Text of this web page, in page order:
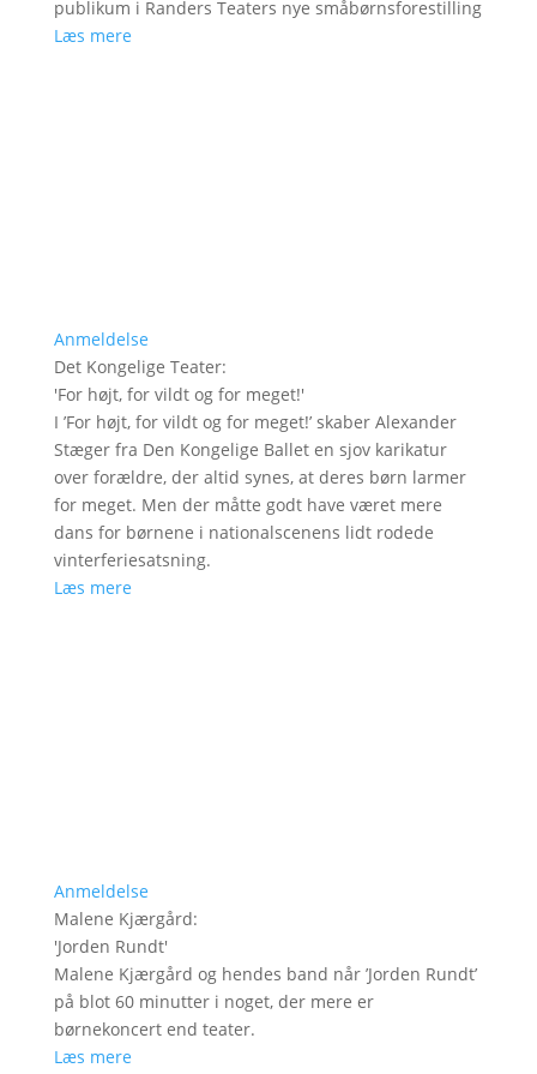
publikum i Randers Teaters nye småbørnsforestilling
Læs mere
Anmeldelse
Det Kongelige Teater:
'For højt, for vildt og for meget!'
I ’For højt, for vildt og for meget!’ skaber Alexander
Stæger fra Den Kongelige Ballet en sjov karikatur
over forældre, der altid synes, at deres børn larmer
for meget. Men der måtte godt have været mere
dans for børnene i nationalscenens lidt rodede
vinterferiesatsning.
Læs mere
Anmeldelse
Malene Kjærgård:
'Jorden Rundt'
Malene Kjærgård og hendes band når ’Jorden Rundt’
på blot 60 minutter i noget, der mere er
børnekoncert end teater.
Læs mere